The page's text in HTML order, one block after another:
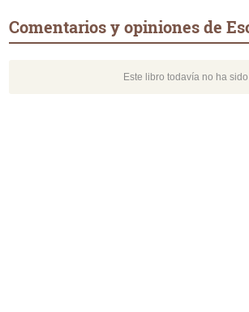
Comentarios y opiniones de
Este libro todavía no ha